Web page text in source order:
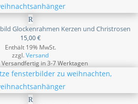
Glockenrahmen Kerzen und Christrosen
15,00€
Enthält 19% MwSt.
zzgl.Versand
in 3-7 Werktagen